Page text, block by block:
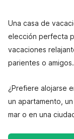
Una casa de
elección perfecta
vacaciones
parientes o amigos.
¿Prefiere alojarse
un apartamento,
mar o en una